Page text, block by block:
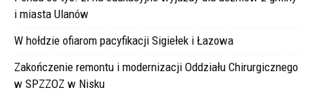
i miasta Ulanów
W hołdzie ofiarom pacyfikacji Sigiełek i Łazowa
Zakończenie remontu i modernizacji Oddziału Chirurgicznego
w SPZZOZ w Nisku